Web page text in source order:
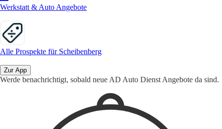
Werkstatt & Auto Angebote
Alle Prospekte für Scheibenberg
Zur App
Werde benachrichtigt, sobald neue AD Auto Dienst Angebote da sind.